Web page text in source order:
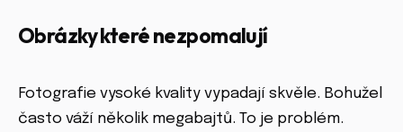
Obrázky které nezpomalují
Fotografie vysoké kvality vypadají skvěle. Bohužel
často váží několik megabajtů. To je problém.